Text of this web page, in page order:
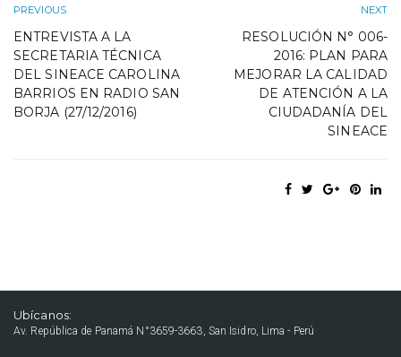
PREVIOUS
ENTREVISTA A LA
SECRETARIA TÉCNICA
DEL SINEACE CAROLINA
BARRIOS EN RADIO SAN
BORJA (27/12/2016)
NEXT
RESOLUCIÓN N° 006-
2016: PLAN PARA
MEJORAR LA CALIDAD
DE ATENCIÓN A LA
CIUDADANÍA DEL
SINEACE
Ubícanos:
Av. República de Panamá N°3659-3663, San Isidro, Lima - Perú